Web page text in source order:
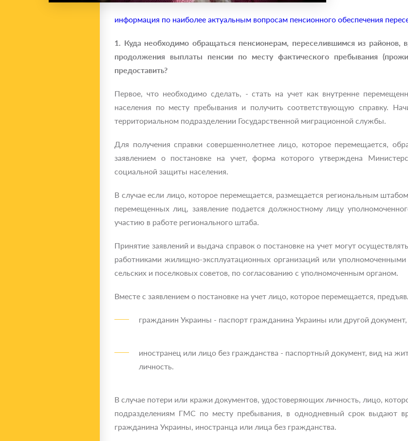
информация по наиболее актуальным вопросам пенсионного обеспечения
1. Куда необходимо обращаться пенсионерам, переселившимся из районов,
продолжения выплаты пенсии по месту фактического пребывания
предоставить?
Первое, что необходимо сделать, - стать на учет как внутренне
населения по месту пребывания и получить соответствующую справку.
территориальном подразделении Государственной миграционной службы.
Для получения справки совершеннолетнее лицо, которое перемещается,
заявлением о постановке на учет, форма которого утверждена
социальной защиты населения.
В случае если лицо, которое перемещается, размещается региональным
перемещенных лиц, заявление подается должностному лицу
участию в работе регионального штаба.
Принятие заявлений и выдача справок о постановке на учет могут
работниками жилищно-эксплуатационных организаций или
сельских и поселковых советов, по согласованию с уполномоченным органом.
Вместе с заявлением о постановке на учет лицо, которое перемещается,
гражданин Украины - паспорт гражданина Украины или другой
иностранец или лицо без гражданства - паспортный документ, вид на
личность.
В случае потери или кражи документов, удостоверяющих личность, лицо,
подразделениям ГМС по месту пребывания, в однодневный срок выдают
гражданина Украины, иностранца или лица без гражданства.